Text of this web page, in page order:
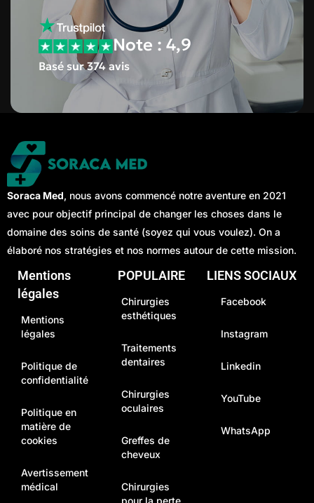
Note : 4,9
Basé sur 374 avis
Soraca Med, nous avons commencé notre aventure en 2021
avec pour objectif principal de changer les choses dans le
domaine des soins de santé (soyez qui vous voulez). On a
élaboré nos stratégies et nos normes autour de cette mission.
Mentions
légales
Mentions
légales
Politique de
confidentialité
Politique en
matière de
cookies
Avertissement
médical
POPULAIRE
Chirurgies
esthétiques
Traitements
dentaires
Chirurgies
oculaires
Greffes de
cheveux
Chirurgies
pour la perte
LIENS SOCIAUX
Facebook
Instagram
Linkedin
YouTube
WhatsApp